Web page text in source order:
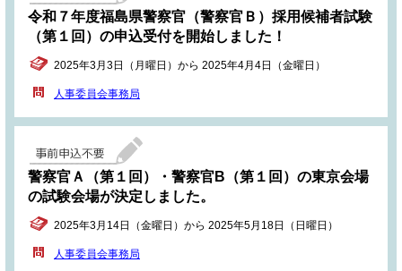
令和７年度福島県警察官（警察官Ｂ）採用候補者試験
（第１回）の申込受付を開始しました！
2025年3月3日（月曜日）から 2025年4月4日（金曜日）
人事委員会事務局
警察官Ａ（第１回）・警察官B（第１回）の東京会場
の試験会場が決定しました。
2025年3月14日（金曜日）から 2025年5月18日（日曜日）
人事委員会事務局